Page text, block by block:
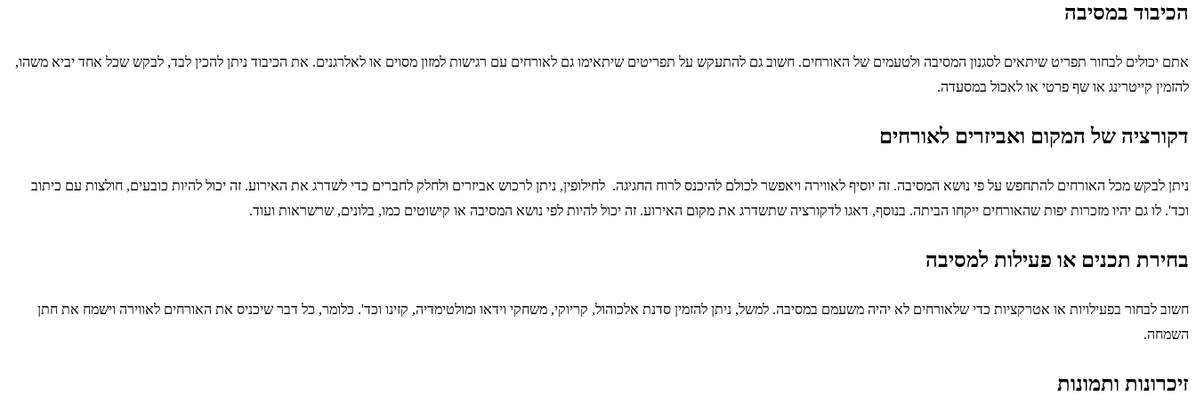
הכיבוד במסיבה
אתם יכולים לבחור תפריט שיתאים לסגנון המסיבה ולטעמים של האורחים. חשוב גם להתעקש על תפריטים שיתאימו גם לאורחים עם רגישות למזון מסוים או לאלרגנים. את הכיבוד ניתן להכין לבד, לבקש שכל אחד יביא משהו,
להזמין קייטרינג או שף פרטי או לאכול במסעדה.
דקורציה של המקום ואביזרים לאורחים
ניתן לבקש מכל האורחים להתחפש על פי נושא המסיבה. זה יוסיף לאווירה ויאפשר לכולם להיכנס לרוח החגיגה. לחילופין, ניתן לרכוש אביזרים ולחלק לחברים כדי לשדרג את האירוע. זה יכול להיות כובעים, חולצות עם כיתוב
וכד'. לו גם יהיו מזכרות יפות שהאורחים ייקחו הביתה. בנוסף, דאגו לדקורציה שתשדרג את מקום האירוע. זה יכול להיות לפי נושא המסיבה או קישוטים כמו, בלונים, שרשראות ועוד.
בחירת תכנים או פעילות למסיבה
חשוב לבחור בפעילויות או אטרקציות כדי שלאורחים לא יהיה משעמם במסיבה. למשל, ניתן להזמין סדנת אלכוהול, קריוקי, משחקי וידאו ומולטימדיה, קזינו וכד'. כלומר, כל דבר שיכניס את האורחים לאווירה וישמח את חתן
השמחה.
זיכרונות ותמונות